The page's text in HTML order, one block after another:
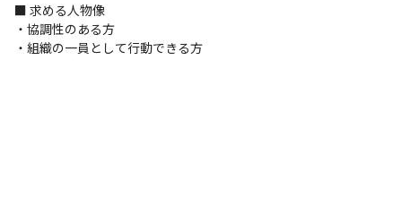
■ 求める人物像
・協調性のある方
・組織の一員として行動できる方